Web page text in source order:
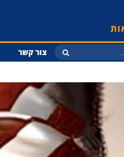
צור קשר